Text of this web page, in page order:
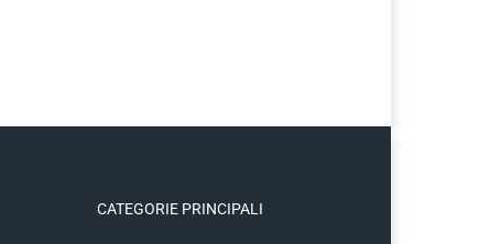
CATEGORIE PRINCIPALI